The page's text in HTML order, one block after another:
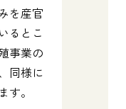
を産官
るとこ
事業の
同様に
。